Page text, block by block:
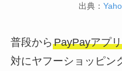
出典：
普段から PayPayアプ
対にヤフーショッピン